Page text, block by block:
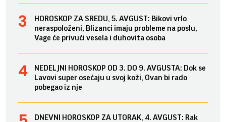
HOROSKOP ZA SREDU, 5. AVGUST: Bikovi vrlo
neraspoloženi, Blizanci imaju probleme na poslu,
Vage će privući vesela i duhovita osoba
NEDELJNI HOROSKOP OD 3. DO 9. AVGUSTA: Dok se
Lavovi super osećaju u svoj koži, Ovan bi rado
pobegao iz nje
DNEVNI HOROSKOP ZA UTORAK, 4. AVGUST: Rak